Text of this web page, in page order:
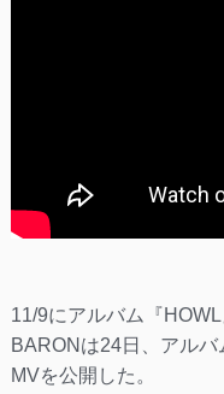
11/9にアルバム『
BARONは24日、アル
MVを公開した。